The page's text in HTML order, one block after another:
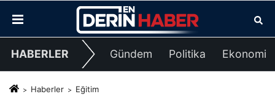
HABERLER Gündem Politika Ekonomi
Haberler Eğitim